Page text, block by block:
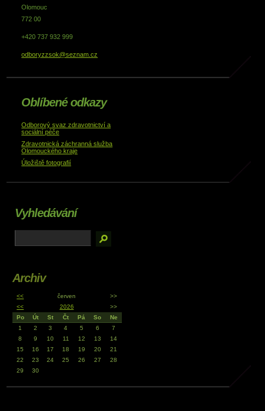
Olomouc
772 00
+420 737 932 999
odboryzzsok@seznam.cz
Oblíbené odkazy
Odborový svaz zdravotnictví a
sociální péče
Zdravotnická záchranná služba
Olomouckého kraje
Úložiště fotografií
Vyhledávání
Archiv
<< červen
>>
<<
2026
>>
Po
Út St Čt Pá So
Ne
1
2 3 4 5 6
7
8
9 10 11 12 13
14
15
16 17 18 19 20
21
22
23 24 25 26 27
28
29
30